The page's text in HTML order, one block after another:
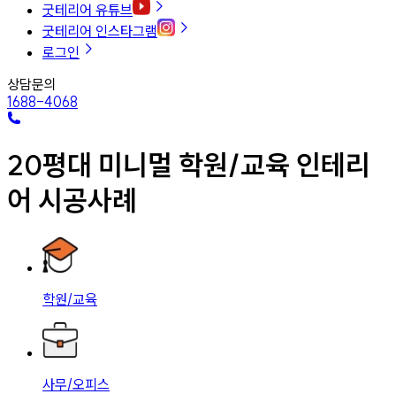
굿테리어 유튜브
굿테리어 인스타그램
로그인
상담문의
1688-4068
20평대 미니멀 학원/교육 인테리
어 시공사례
학원/교육
사무/오피스